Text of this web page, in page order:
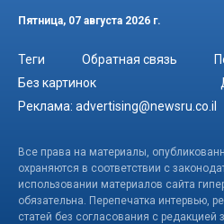
Пятница, 07 августа 2026 г.
Теги Обратная связь
Без картинок
Реклама: advertising@newsru.co.il
Все права на материалы,
охраняются в соответствии с
использовании материалов сайта
обязательна. Перепечатка интервью,
статей без согласования с